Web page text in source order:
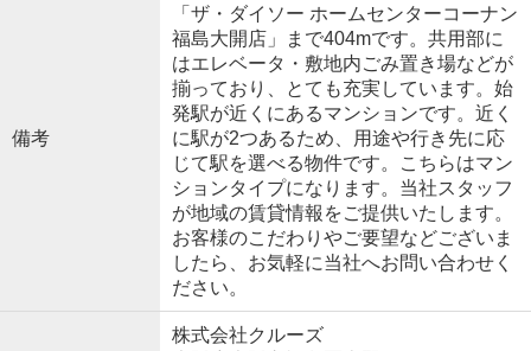
備考
「ザ・ダイソー ホームセンターコーナン
福島大開店」まで404mです。共用部に
はエレベータ・敷地内ごみ置き場などが
揃っており、とても充実しています。始
発駅が近くにあるマンションです。近く
に駅が2つあるため、用途や行き先に応
じて駅を選べる物件です。こちらはマン
ションタイプになります。当社スタッフ
が地域の賃貸情報をご提供いたします。
お客様のこだわりやご要望などございま
したら、お気軽に当社へお問い合わせく
ださい。
株式会社クルーズ